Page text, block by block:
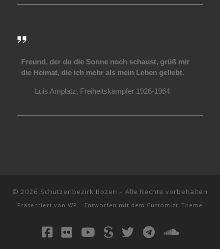
Freund, der du die Sonne noch schaust, grüß mir
die Heimat, die ich mehr als mein Leben geliebt.
Luis Amplatz, Freiheitskämpfer 1926-1964
© 2026 Schützenbezirk Bozen – Alle Rechte vorbehalten
Präsentiert von WP – Entworfen mit dem Customizr-Theme